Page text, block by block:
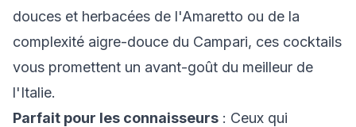
douces et herbacées de l'Amaretto ou de la
complexité aigre-douce du Campari, ces cocktails
vous promettent un avant-goût du meilleur de
l'Italie.
Parfait pour les connaisseurs : Ceux qui